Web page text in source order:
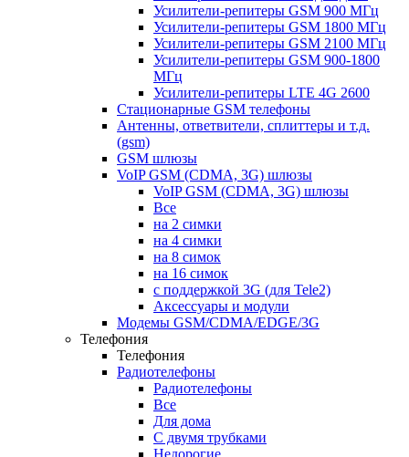
Усилители-репитеры GSM 900 МГц
Усилители-репитеры GSM 1800 МГц
Усилители-репитеры GSM 2100 МГц
Усилители-репитеры GSM 900-1800
МГц
Усилители-репитеры LTE 4G 2600
Стационарные GSM телефоны
Антенны, ответвители, сплиттеры и т.д.
(gsm)
GSM шлюзы
VoIP GSM (CDMA, 3G) шлюзы
VoIP GSM (CDMA, 3G) шлюзы
Все
на 2 симки
на 4 симки
на 8 симок
на 16 симок
с поддержкой 3G (для Tele2)
Аксессуары и модули
Модемы GSM/CDMA/EDGE/3G
Телефония
Телефония
Радиотелефоны
Радиотелефоны
Все
Для дома
С двумя трубками
Недорогие